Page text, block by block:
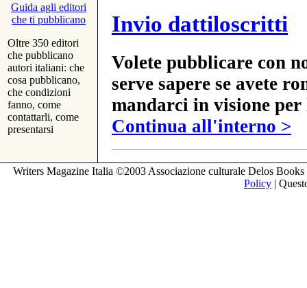
Guida agli editori
che ti pubblicano
Oltre 350 editori
che pubblicano
autori italiani: che
cosa pubblicano,
che condizioni
fanno, come
contattarli, come
presentarsi
Invio dattiloscritti
Volete pubblicare con
serve sapere se avete
mandarci in visione
Continua all'interno >
Writers Magazine Italia ©2003 Associazione culturale Delos
Policy |